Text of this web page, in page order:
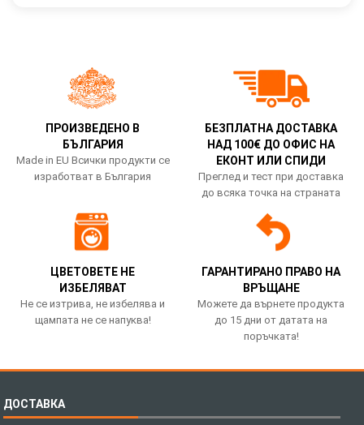
ПРОИЗВЕДЕНО В
БЪЛГАРИЯ
Made in EU Всички продукти се
изработват в България
БЕЗПЛАТНА ДОСТАВКА
НАД 100€ ДО ОФИС НА
ЕКОНТ ИЛИ СПИДИ
Преглед и тест при доставка
до всяка точка на страната
ЦВЕТОВЕТЕ НЕ
ИЗБЕЛЯВАТ
Не се изтрива, не избелява и
щампата не се напуква!
ГАРАНТИРАНО ПРАВО НА
ВРЪЩАНЕ
Можете да върнете продукта
до 15 дни от датата на
поръчката!
ДОСТАВКА